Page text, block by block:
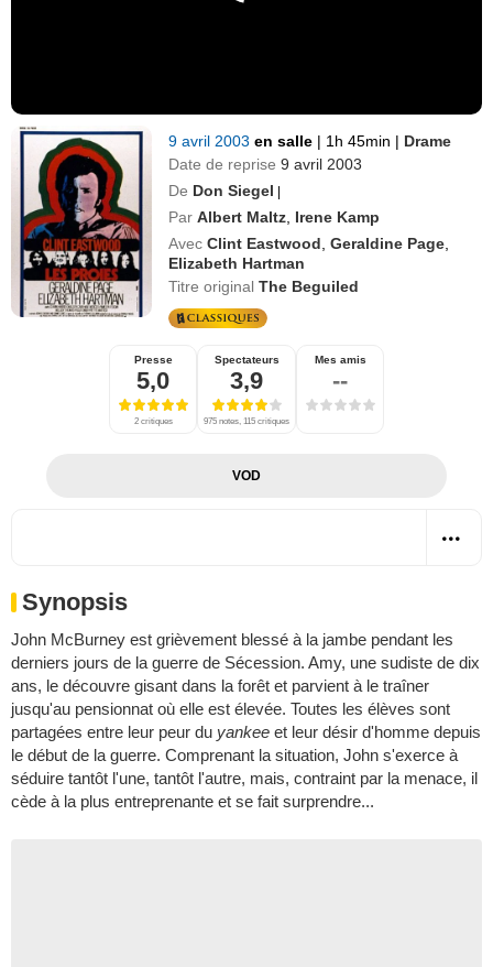
9 avril 2003en salle | 1h 45min | Drame
Date de reprise 9 avril 2003
De Don Siegel |
Par Albert Maltz Irene Kamp
Avec Clint Eastwood ,Geraldine Page
Elizabeth Hartman
Titre originalThe Beguiled
Presse
5,0
2 critiques
Spectateurs
3,9
975 notes, 115 critiques
Mes amis
--
VOD
Synopsis
John McBurney est grièvement blessé à la jambe pendant les
derniers jours de la guerre de Sécession. Amy, une sudiste de dix
ans, le découvre gisant dans la forêt et parvient à le traîner
jusqu'au pensionnat où elle est élevée. Toutes les élèves sont
partagées entre leur peur du yankee et leur désir d'homme depuis
le début de la guerre. Comprenant la situation, John s'exerce à
séduire tantôt l'une, tantôt l'autre, mais, contraint par la menace, il
cède à la plus entreprenante et se fait surprendre...